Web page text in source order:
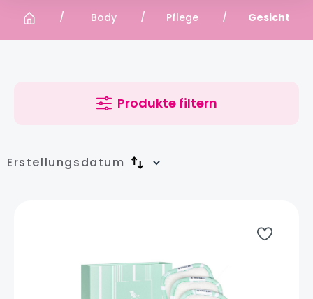
Body Pflege Gesicht
Produkte filtern
Erstellungsdatum